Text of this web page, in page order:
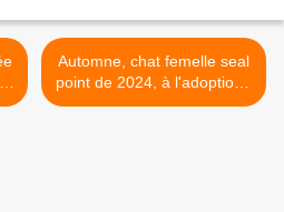
Automne, chat femelle seal
point de 2024, à l'adoption -
> adoptée avec sa fille